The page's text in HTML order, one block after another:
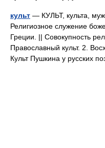
культ — КУЛЬТ, культа,
Религиозное служение
Греции. || Совокупность
Православный культ. 2.
Культ Пушкина у русских